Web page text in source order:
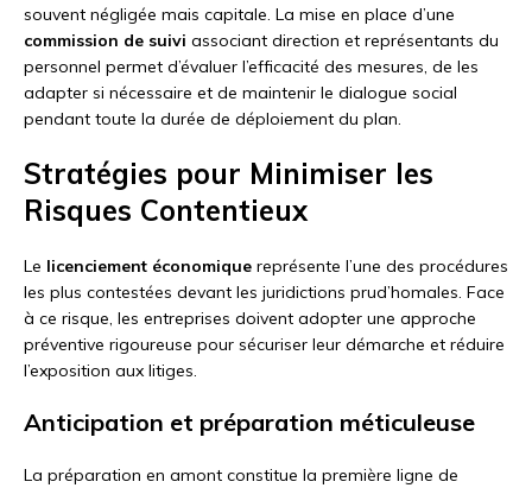
souvent négligée mais capitale. La mise en place d’une
commission de suivi associant direction et représentants du
personnel permet d’évaluer l’efficacité des mesures, de les
adapter si nécessaire et de maintenir le dialogue social
pendant toute la durée de déploiement du plan.
Stratégies pour Minimiser les
Risques Contentieux
Le licenciement économique représente l’une des procédures
les plus contestées devant les juridictions prud’homales. Face
à ce risque, les entreprises doivent adopter une approche
préventive rigoureuse pour sécuriser leur démarche et réduire
l’exposition aux litiges.
Anticipation et préparation méticuleuse
La préparation en amont constitue la première ligne de